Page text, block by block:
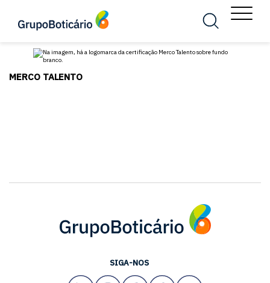
Busca Menu
MERCO TALENTO
SIGA-NOS